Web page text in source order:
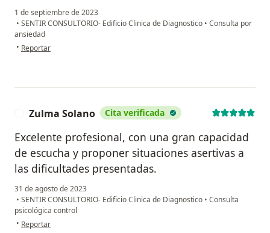
1 de septiembre de 2023
• SENTIR CONSULTORIO- Edificio Clinica de Diagnostico • Consulta por
ansiedad
• en opinión del usuario Zulgreis Martínez
Reportar
Zulma Solano Cita verificada
Excelente profesional, con una gran capacidad
de escucha y proponer situaciones asertivas a
las dificultades presentadas.
31 de agosto de 2023
• SENTIR CONSULTORIO- Edificio Clinica de Diagnostico • Consulta
psicológica control
• en opinión del usuario Zulma Solano
Reportar